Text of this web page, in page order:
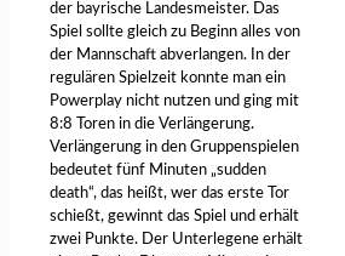
der bayrische Landesmeister. Das
Spiel sollte gleich zu Beginn alles von
der Mannschaft abverlangen. In der
regulären Spielzeit konnte man ein
Powerplay nicht nutzen und ging mit
8:8 Toren in die Verlängerung.
Verlängerung in den Gruppenspielen
bedeutet fünf Minuten „sudden
death“, das heißt, wer das erste Tor
schießt, gewinnt das Spiel und erhält
zwei Punkte. Der Unterlegene erhält